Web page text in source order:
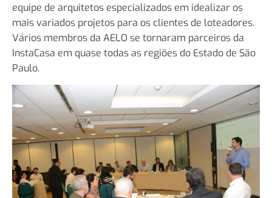
equipe de arquitetos especializados em idealizar os
mais variados projetos para os clientes de loteadores.
Vários membros da AELO se tornaram parceiros da
InstaCasa em quase todas as regiões do Estado de São
Paulo.